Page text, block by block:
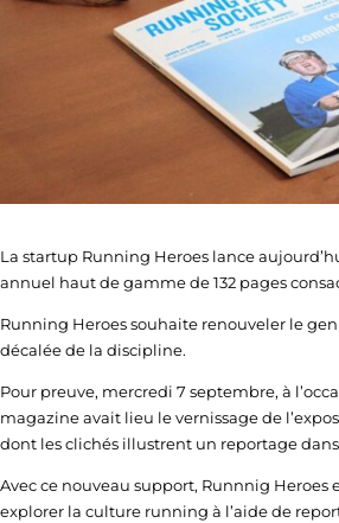
La startup Running Heroes lance
annuel haut de gamme de 132 pages
Running Heroes souhaite renouveler le
décalée de la discipline.
Pour preuve, mercredi 7 septembre, à
magazine avait lieu le vernissage de
dont les clichés illustrent un reportage
Avec ce nouveau support, Runnnig Heroes
explorer la culture running à l’aide de